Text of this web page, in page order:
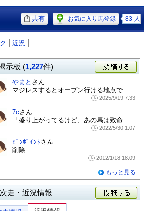
共有 お気に入り馬登録 83 人
近況
示板 (1,227件)
投稿する
やまと さん
マジレスするとオープン行ける地点で強いは...
2025/9/19 7:33
7cさん
「盛り上がってるけど、あの馬は致命的な弱...
2022/5/30 1:07
ﾋﾟﾝﾎﾟｲﾝﾄ さん
削除
2012/1/18 18:09
もっと見る
次走・近況情報